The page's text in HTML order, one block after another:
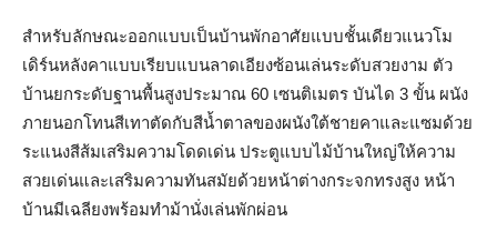
สำหรับลักษณะออกแบบเป็นบ้านพักอาศัยแบบชั้นเดียวแนวโม
เดิร์นหลังคาแบบเรียบแบนลาดเอียงซ้อนเล่นระดับสวยงาม ตัว
บ้านยกระดับฐานพื้นสูงประมาณ 60 เซนติเมตร บันได 3 ขั้น ผนัง
ภายนอกโทนสีเทาตัดกับสีน้ำตาลของผนังใต้ชายคาและแซมด้วย
ระแนงสีส้มเสริมความโดดเด่น ประตูแบบไม้บ้านใหญ่ให้ความ
สวยเด่นและเสริมความทันสมัยด้วยหน้าต่างกระจกทรงสูง หน้า
บ้านมีเฉลียงพร้อมทำม้านั่งเล่นพักผ่อน